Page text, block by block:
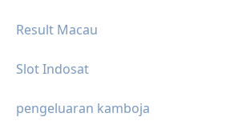
Result Macau
Slot Indosat
pengeluaran kamboja